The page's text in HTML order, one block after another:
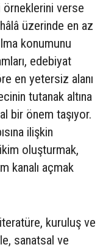
verse
üzerinde en az
konumunu
edebiyat
en yetersiz alanı
tutanak altına
bir önem taşıyor.
ilişkin
oluşturmak,
kanalı açmak
kuruluş ve
sanatsal ve